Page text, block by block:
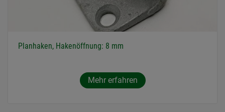
Planhaken, Hakenöffnung: 8 mm
Mehr erfahren